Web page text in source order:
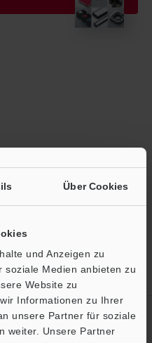
Über Cookies
und Anzeigen zu
soziale Medien anbieten zu
Website zu
Informationen zu Ihrer
unsere Partner für soziale
weiter. Unsere Partner
Bildverarbeitung
für die industrielle